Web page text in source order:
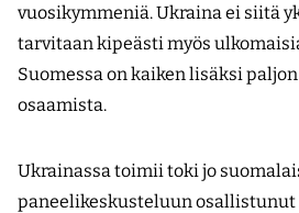
vuosikymmeniä. Ukraina ei siitä
tarvitaan kipeästi myös
Suomessa on kaiken lisäksi
osaamista.
Ukrainassa toimii toki jo
paneelikeskusteluun osallistunut